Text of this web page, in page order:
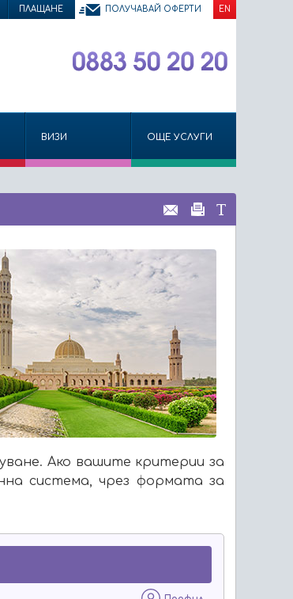
ПЛАЩАНЕ ПОЛУЧАВАЙ ОФЕРТИ EN
ВИЗИ ОЩЕ УСЛУГИ
Ако вашите критерии за
система, чрез формата за